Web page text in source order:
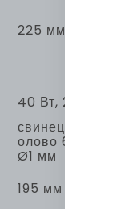
225 мм
40 Вт, 220 В
свинец 40%,
олово 60%,
Ø1 мм
195 мм